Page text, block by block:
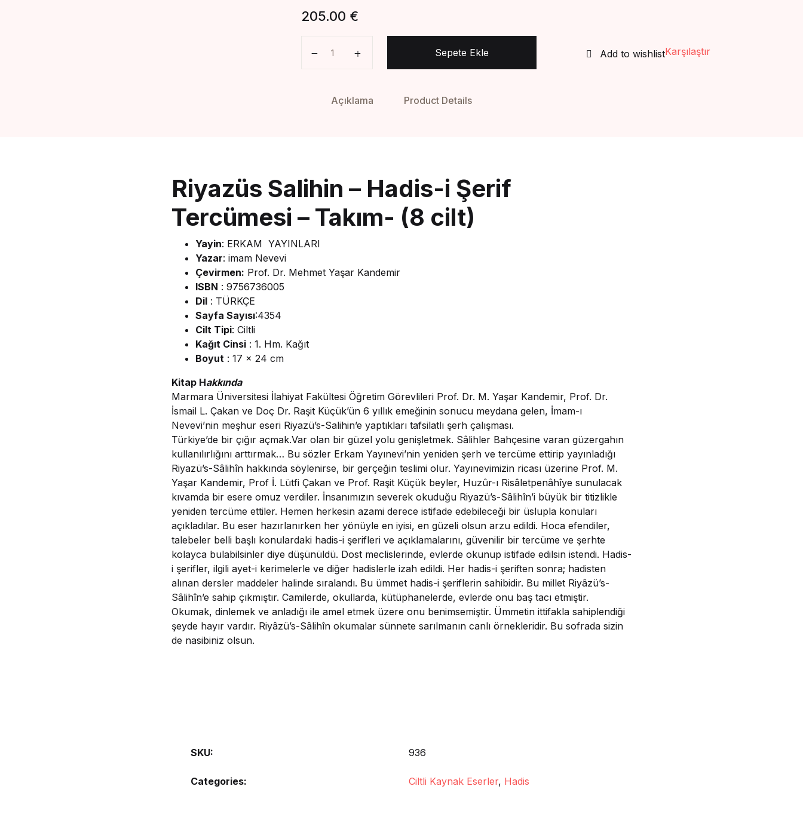
205.00 €
Sepete Ekle Add to wishlistKarşılaştır
Açıklama Product Details
Riyazüs Salihin – Hadis-i Şerif
Tercümesi – Takım- (8 cilt)
Yayin: ERKAM YAYINLARI
Yazar: imam Nevevi
Çevirmen: Prof. Dr. Mehmet Yaşar Kandemir
ISBN : 9756736005
Dil : TÜRKÇE
Sayfa Sayısı:4354
Cilt Tipi: Ciltli
Kağıt Cinsi : 1. Hm. Kağıt
Boyut : 17 x 24 cm
Kitap Hakkında
Marmara Üniversitesi İlahiyat Fakültesi Öğretim Görevlileri Prof. Dr. M. Yaşar Kandemir, Prof. Dr.
İsmail L. Çakan ve Doç Dr. Raşit Küçük’ün 6 yıllık emeğinin sonucu meydana gelen, İmam-ı
Nevevi’nin meşhur eseri Riyazü’s-Salihin’e yaptıkları tafsilatlı şerh çalışması.
Türkiye’de bir çığır açmak.Var olan bir güzel yolu genişletmek. Sâlihler Bahçesine varan güzergahın
kullanılırlığını arttırmak… Bu sözler Erkam Yayınevi’nin yeniden şerh ve tercüme ettirip yayınladığı
Riyazü’s-Sâlihîn hakkında söylenirse, bir gerçeğin teslimi olur. Yayınevimizin ricası üzerine Prof. M.
Yaşar Kandemir, Prof İ. Lütfi Çakan ve Prof. Raşit Küçük beyler, Huzûr-ı Risâletpenâhîye sunulacak
kıvamda bir esere omuz verdiler. İnsanımızın severek okuduğu Riyazü’s-Sâlihîn’i büyük bir titizlikle
yeniden tercüme ettiler. Hemen herkesin azami derece istifade edebileceği bir üslupla konuları
açıkladılar. Bu eser hazırlanırken her yönüyle en iyisi, en güzeli olsun arzu edildi. Hoca efendiler,
talebeler belli başlı konulardaki hadis-i şerifleri ve açıklamalarını, güvenilir bir tercüme ve şerhte
kolayca bulabilsinler diye düşünüldü. Dost meclislerinde, evlerde okunup istifade edilsin istendi. Hadis-
i şerifler, ilgili ayet-i kerimelerle ve diğer hadislerle izah edildi. Her hadis-i şeriften sonra; hadisten
alınan dersler maddeler halinde sıralandı. Bu ümmet hadis-i şeriflerin sahibidir. Bu millet Riyâzü’s-
Sâlihîn’e sahip çıkmıştır. Camilerde, okullarda, kütüphanelerde, evlerde onu baş tacı etmiştir.
Okumak, dinlemek ve anladığı ile amel etmek üzere onu benimsemiştir. Ümmetin ittifakla sahiplendiği
şeyde hayır vardır. Riyâzü’s-Sâlihîn okumalar sünnete sarılmanın canlı örnekleridir. Bu sofrada sizin
de nasibiniz olsun.
SKU: 936
Categories: Ciltli Kaynak Eserler, Hadis